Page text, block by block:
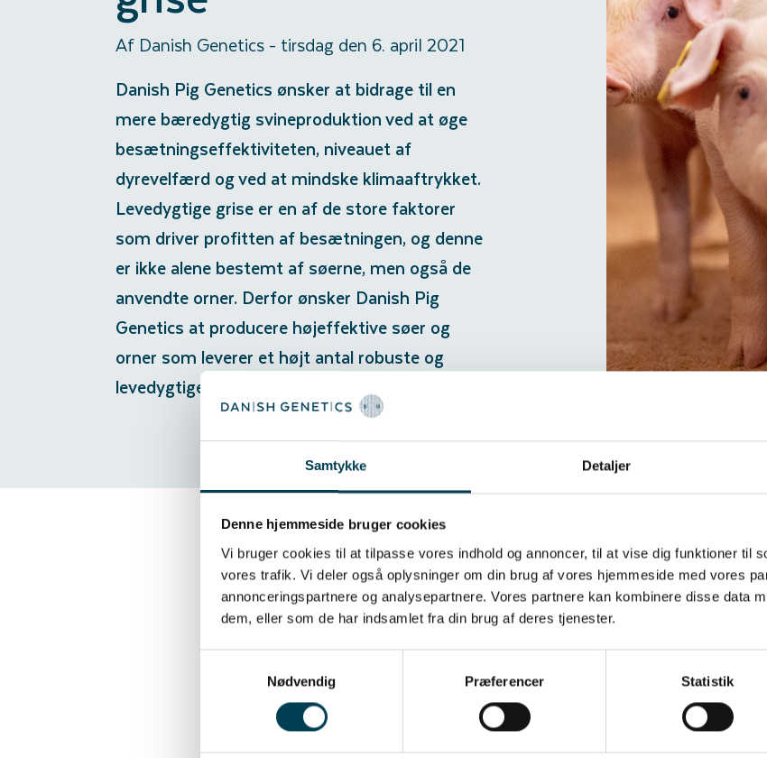
Samtykke Detaljer
Denne hjemmeside bruger cookies
Vi bruger cookies til at tilpasse vores indhold og annoncer, til at vise dig funktioner til
vores trafik. Vi deler også oplysninger om din brug af vores hjemmeside med vores
annonceringspartnere og analysepartnere. Vores partnere kan kombinere disse data
dem, eller som de har indsamlet fra din brug af deres tjenester.
Nødvendig
Præferencer Statistik
Af Danish Genetics- tirsdag den 6. april 2021
Danish Pig Genetics ønsker at bidrage til en
mere bæredygtig svineproduktion ved at øge
besætningseffektiviteten, niveauet af
dyrevelfærd og ved at mindske klimaaftrykket.
Levedygtige grise er en af de store faktorer
som driver profitten af besætningen, og denne
er ikke alene bestemt af søerne, men også de
anvendte orner. Derfor ønsker Danish Pig
Genetics at producere højeffektive søer og
orner som leverer et højt antal robuste og
levedygtige grise.
En forbedring i antallet af
For kategorien reproduktion avler Danish Pig Genetics efter
Yorkshire, Landrace og Duroc samt levedygtige pattegrise en
moderlinjerne. Ornefertilitet er defineret som ornens effekt på
pattegrise en dag efter faring, hvor avlsmålet levedygtige grise
som soens effekt på antallet af levedygtige grise en dag efter